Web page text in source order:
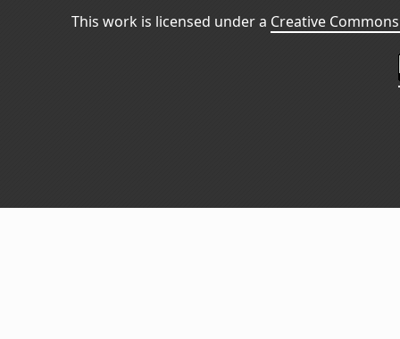
This work is licensed under a Creative